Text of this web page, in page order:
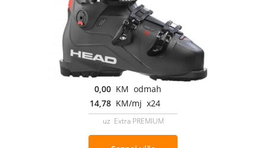
0,00 KM odmah
14,78 KM/mj x24
uz Extra PREMIUM